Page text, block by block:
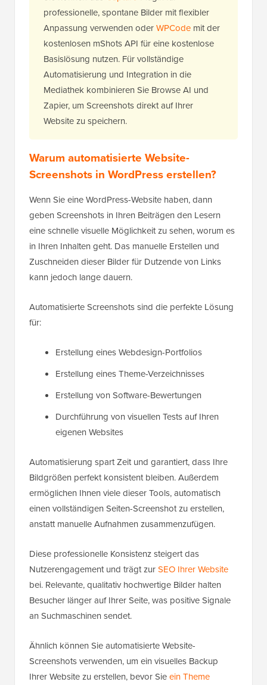
professionelle, spontane Bilder mit flexibler
Anpassung verwenden oderWPCode mit der
kostenlosen mShots API für eine kostenlose
Basislösung nutzen. Für vollständige
Automatisierung und Integration in die
Mediathek kombinieren Sie Browse AI und
Zapier, um Screenshots direkt auf Ihrer
Website zu speichern.
Warum automatisierte Website-
Screenshots in WordPress erstellen?
Wenn Sie eine WordPress-Website haben, dann
geben Screenshots in Ihren Beiträgen den Lesern
eine schnelle visuelle Möglichkeit zu sehen, worum es
in Ihren Inhalten geht. Das manuelle Erstellen und
Zuschneiden dieser Bilder für Dutzende von Links
kann jedoch lange dauern.
Automatisierte Screenshots sind die perfekte Lösung
für:
Erstellung eines Webdesign-Portfolios
Erstellung eines Theme-Verzeichnisses
Erstellung von Software-Bewertungen
Durchführung von visuellen Tests auf Ihren
eigenen Websites
Automatisierung spart Zeit und garantiert, dass Ihre
Bildgrößen perfekt konsistent bleiben. Außerdem
ermöglichen Ihnen viele dieser Tools, automatisch
einen vollständigen Seiten-Screenshot zu erstellen,
anstatt manuelle Aufnahmen zusammenzufügen.
Diese professionelle Konsistenz steigert das
Nutzerengagement und trägt zurSEO Ihrer Website
bei. Relevante, qualitativ hochwertige Bilder halten
Besucher länger auf Ihrer Seite, was positive Signale
an Suchmaschinen sendet.
Ähnlich können Sie automatisierte Website-
Screenshots verwenden, um ein visuelles Backup
Ihrer Website zu erstellen, bevor Sieein Theme